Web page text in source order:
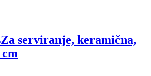
Za serviranje, keramična,